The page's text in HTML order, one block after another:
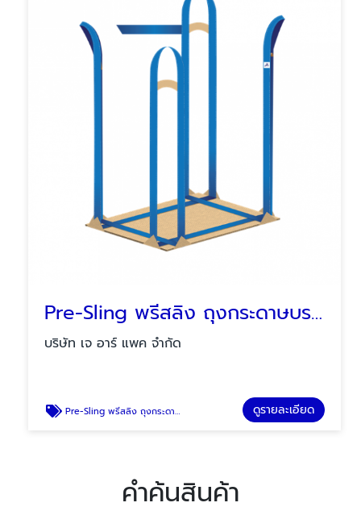
Pre-Sling พรีสลิง ถุงกระดาษบรรจุปูนซิเมนต์
บริษัท เจ อาร์ แพค จำกัด
Pre-Sling พรีสลิง ถุงกระดาษบรรจุปูนซิเมนต์ ดูรายละเอียด
คำค้นสินค้า